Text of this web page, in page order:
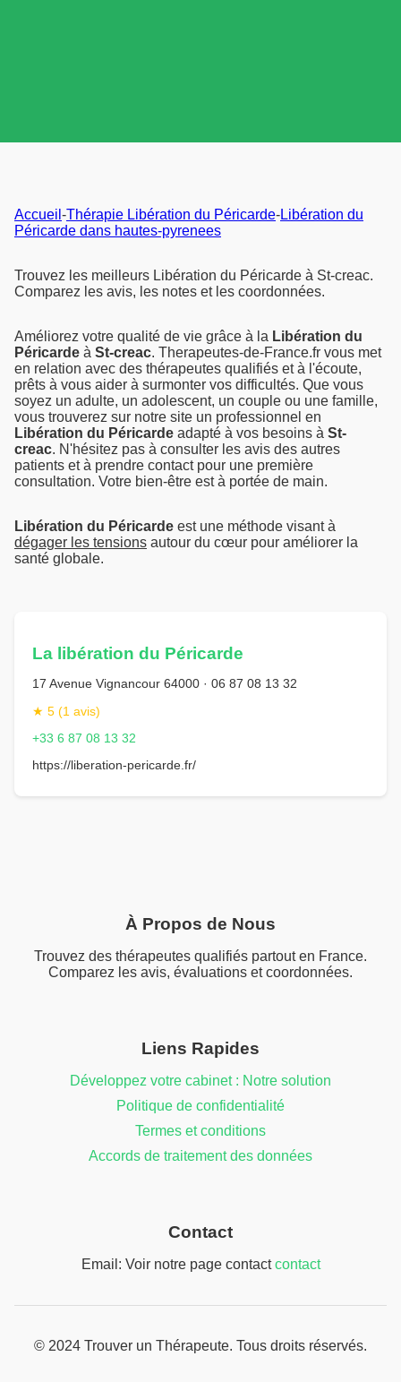
Accueil -Thérapie Libération du Péricarde-Libération du
Péricarde dans hautes-pyrenees
Trouvez les meilleurs Libération du Péricarde à St-creac.
Comparez les avis, les notes et les coordonnées.
Améliorez votre qualité de vie grâce à la Libération du
Péricarde à St-creac. Therapeutes-de-France.fr vous met
en relation avec des thérapeutes qualifiés et à l'écoute,
prêts à vous aider à surmonter vos difficultés. Que vous
soyez un adulte, un adolescent, un couple ou une famille,
vous trouverez sur notre site un professionnel en
Libération du Péricarde adapté à vos besoins à St-
creac. N'hésitez pas à consulter les avis des autres
patients et à prendre contact pour une première
consultation. Votre bien-être est à portée de main.
Libération du Péricarde est une méthode visant à
dégager les tensions autour du cœur pour améliorer la
santé globale.
La libération du Péricarde
17 Avenue Vignancour 64000 · 06 87 08 13 32
★ 5 (1 avis)
+33 6 87 08 13 32
https://liberation-pericarde.fr/
À Propos de Nous
Trouvez des thérapeutes qualifiés partout en France.
Comparez les avis, évaluations et coordonnées.
Liens Rapides
Développez votre cabinet : Notre solution
Politique de confidentialité
Termes et conditions
Accords de traitement des données
Contact
Email: Voir notre page contactcontact
© 2024 Trouver un Thérapeute. Tous droits réservés.